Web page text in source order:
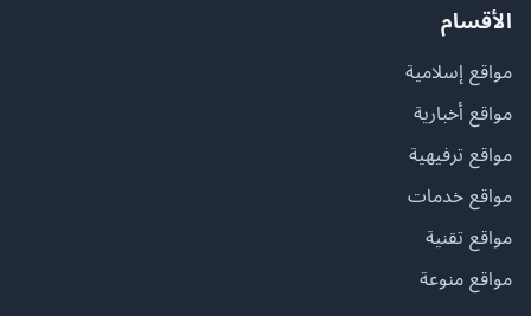
الأقسام
مواقع إسلامية
مواقع أخبارية
مواقع ترفيهية
مواقع خدمات
مواقع تقنية
مواقع منوعة